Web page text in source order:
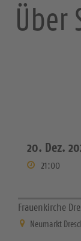
Über
20. Dez.
21:00
Frauenkirche
Neumarkt